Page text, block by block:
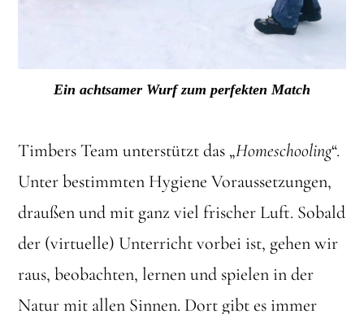
Ein achtsamer Wurf zum perfekten Match
Timbers Team unterstützt das „Homeschooling“.
Unter bestimmten Hygiene Voraussetzungen,
draußen und mit ganz viel frischer Luft. Sobald
der (virtuelle) Unterricht vorbei ist, gehen wir
raus, beobachten, lernen und spielen in der
Natur mit allen Sinnen. Dort gibt es immer